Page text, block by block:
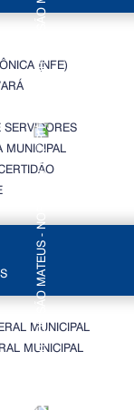
(NFE)
MUNICIPAL
MUNICIPAL
MUNICIPAL